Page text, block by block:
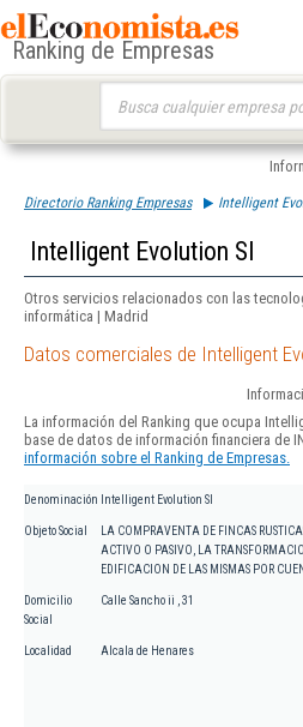
Ranking de Empresas
Directorio Ranking Empresas Intelligent
Intelligent Evolution Sl
Otros servicios relacionados con las
informática | Madrid
Datos comerciales de Intelligent
La información del Ranking que ocupa
base de datos de información financiera de
información sobre el Ranking de Empresas.
Denominación Intelligent Evolution Sl
Objeto Social
LA COMPRAVENTA DE FINCAS
ACTIVO O PASIVO, LA
EDIFICACION DE LAS MISMAS POR
Domicilio
Social
Calle Sancho ii , 31
Localidad Alcala de Henares